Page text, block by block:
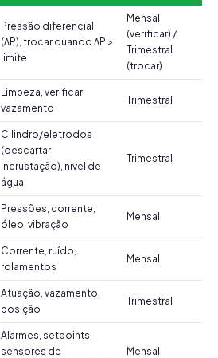
Pressão diferencial
(ΔP), trocar quando ΔP >
limite
Mensal
(verificar) /
Trimestral
(trocar)
Limpeza, verificar
vazamento
Trimestral
Cilindro/eletrodos
(descartar
incrustação), nível de
água
Trimestral
Pressões, corrente,
óleo, vibração
Mensal
Corrente, ruído,
rolamentos
Mensal
Atuação, vazamento,
posição
Trimestral
Alarmes, setpoints,
sensores de
Mensal